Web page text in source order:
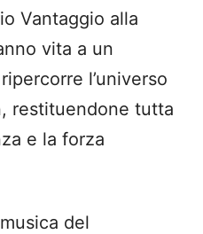
Vantaggio alla
vita a un
l’universo
restituendone tutta
e la forza
del